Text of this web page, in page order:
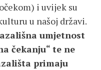
i uvijek su
u našoj državi.
umjetnost
čekanju“ te ne
primaju